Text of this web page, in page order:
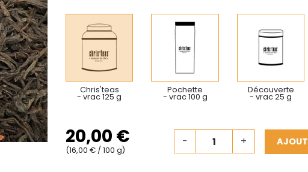
Chris'teas
- vrac 125 g
Pochette
- vrac 100 g
Découverte
- vrac 25 g
20,00 €
(16,00 € / 100 g)
- +